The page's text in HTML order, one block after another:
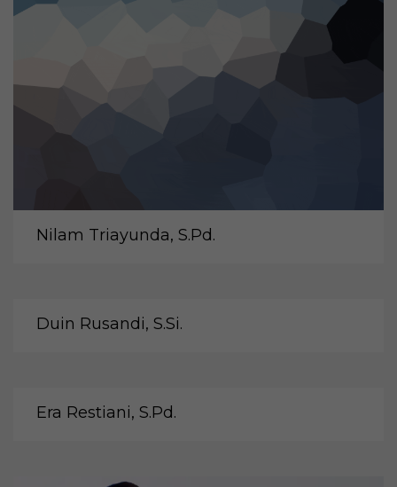
Nilam Triayunda, S.Pd.
Duin Rusandi, S.Si.
Era Restiani, S.Pd.